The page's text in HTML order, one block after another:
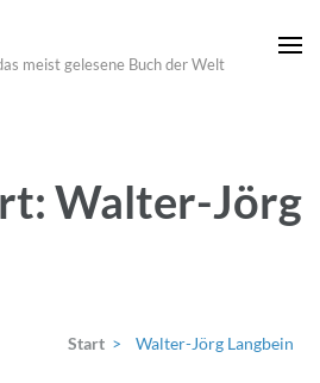
meist gelesene Buch der Welt
Walter-Jörg
Start > Walter-Jörg Langbein